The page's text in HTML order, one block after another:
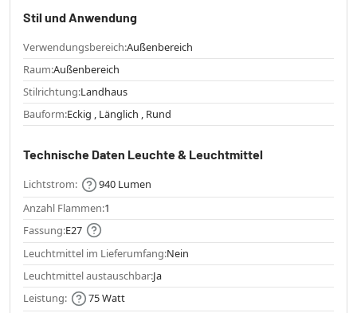
Stil und Anwendung
Verwendungsbereich:Außenbereich
Raum:Außenbereich
Stilrichtung:Landhaus
Bauform:Eckig , Länglich , Rund
Technische Daten Leuchte & Leuchtmittel
Lichtstrom:
940 Lumen
Anzahl Flammen:1
Fassung:E27
Leuchtmittel im Lieferumfang:Nein
Leuchtmittel austauschbar:Ja
Leistung:
75 Watt